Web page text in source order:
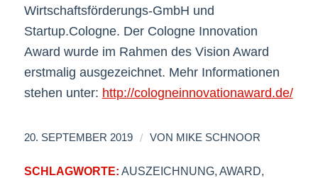
Wirtschaftsförderungs-GmbH und
Startup.Cologne. Der Cologne Innovation
Award wurde im Rahmen des Vision Award
erstmalig ausgezeichnet. Mehr Informationen
stehen unter: http://cologneinnovationaward.de/
20. SEPTEMBER 2019 / VON MIKE SCHNOOR
SCHLAGWORTE: AUSZEICHNUNG, AWARD,